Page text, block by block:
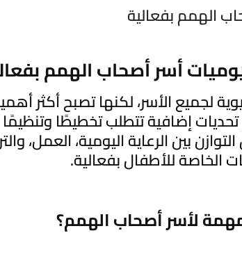
الهمم بفعالية
أسر أصحاب الهمم
لجميع الأسر، لكنها تصبح أكثر
إضافية تتطلب تخطيطًا
بين الرعاية اليومية، العمل،
الخاصة للأطفال بفعالية.
مهمة لأسر أصحاب الهمم؟